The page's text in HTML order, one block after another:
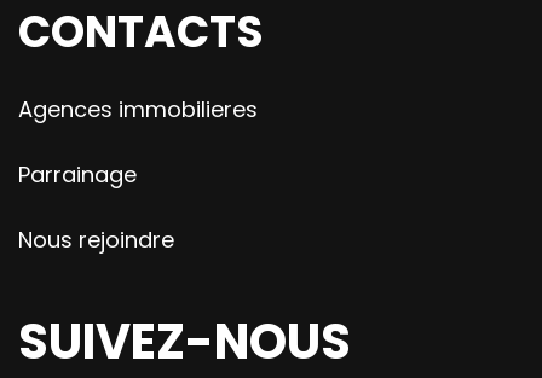
CONTACTS
Agences immobilieres
Parrainage
Nous rejoindre
SUIVEZ-NOUS